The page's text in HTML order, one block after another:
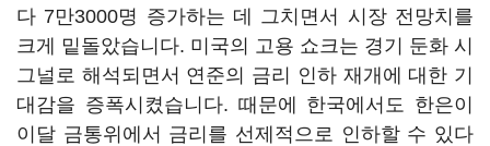
다 7만3000명 증가하는 데 그치면서 시장 전망치를
크게 밑돌았습니다. 미국의 고용 쇼크는 경기 둔화 시
그널로 해석되면서 연준의 금리 인하 재개에 대한 기
대감을 증폭시켰습니다. 때문에 한국에서도 한은이
이달 금통위에서 금리를 선제적으로 인하할 수 있다